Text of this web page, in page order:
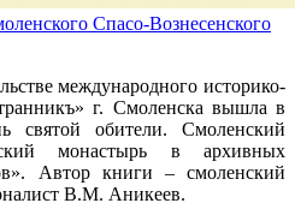
Спасо-Вознесенского
международного историко-
г. Смоленска вышла в
святой обители. Смоленский
монастырь в архивных
Автор книги – смоленский
В.М. Аникеев.